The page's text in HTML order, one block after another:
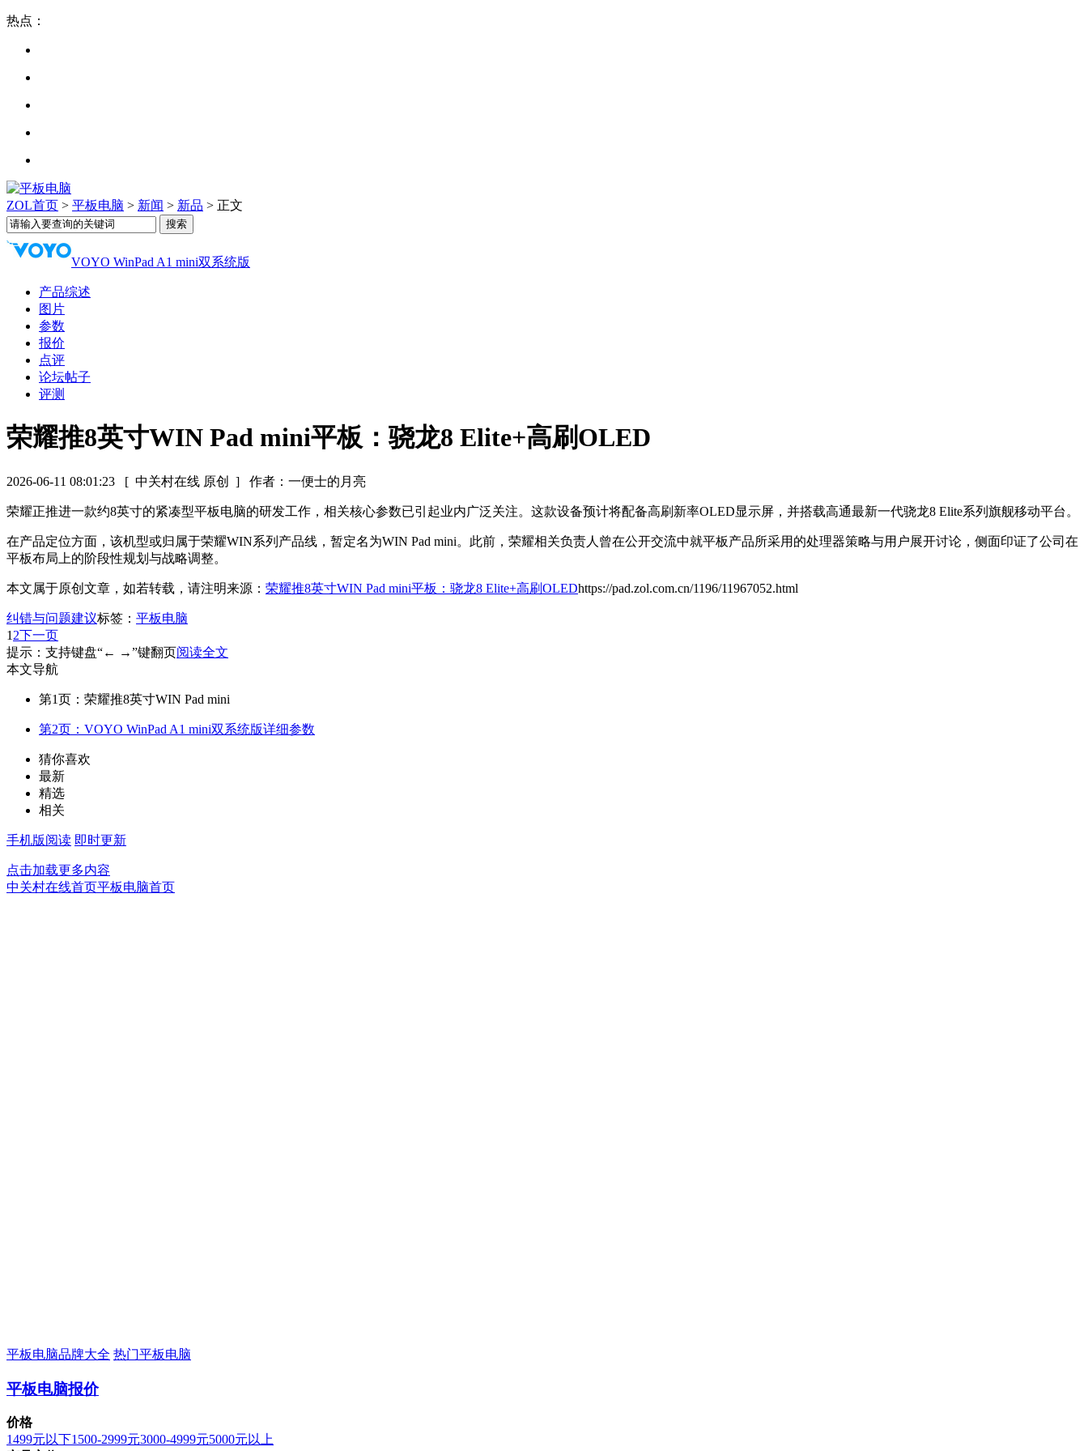
热点：
ZOL首页 > 平板电脑 > 新闻 > 新品 > 正文
VOYO WinPad A1 mini双系统版
产品综述
图片
参数
报价
点评
论坛帖子
评测
荣耀推8英寸WIN Pad mini平板：骁龙8 Elite+高刷OLED
2026-06-11 08:01:23 [ 中关村在线 原创 ] 作者：一便士的月亮
荣耀正推进一款约8英寸的紧凑型平板电脑的研发工作，相关核心参数已引起业内广泛关注。这款设备预计将配备高刷新率OLED显示屏，并搭载高通最新一代骁龙8 Elite系列旗舰移动平台。
在产品定位方面，该机型或归属于荣耀WIN系列产品线，暂定名为WIN Pad mini。此前，荣耀相关负责人曾在公开交流中就平板产品所采用的处理器策略与用户展开讨论，侧面印证了公司在
平板布局上的阶段性规划与战略调整。
本文属于原创文章，如若转载，请注明来源： 荣耀推8英寸WIN Pad mini平板：骁龙8 Elite+高刷OLEDhttps://pad.zol.com.cn/1196/11967052.html
纠错与问题建议标签： 平板电脑
1 2下一页
提示：支持键盘“← →”键翻页阅读全文
本文导航
第1页：荣耀推8英寸WIN Pad mini
第2页：VOYO WinPad A1 mini双系统版详细参数
猜你喜欢
最新
精选
相关
手机版阅读 即时更新
点击加载更多内容
中关村在线首页平板电脑首页
平板电脑品牌大全 热门平板电脑
平板电脑报价
价格
1499元以下1500-2999元3000-4999元5000元以上